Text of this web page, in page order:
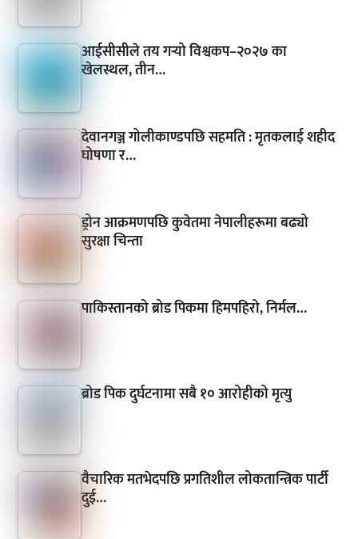
आईसीसीले तय गर्‍यो विश्वकप–२०२७ का
खेलस्थल, तीन…
देवानगञ्ज गोलीकाण्डपछि सहमति : मृतकलाई शहीद
घोषणा र…
ड्रोन आक्रमणपछि कुवेतमा नेपालीहरूमा बढ्यो
सुरक्षा चिन्ता
पाकिस्तानको ब्रोड पिकमा हिमपहिरो, निर्मल…
ब्रोड पिक दुर्घटनामा सबै १० आरोहीको मृत्यु
वैचारिक मतभेदपछि प्रगतिशील लोकतान्त्रिक पार्टी
दुई…